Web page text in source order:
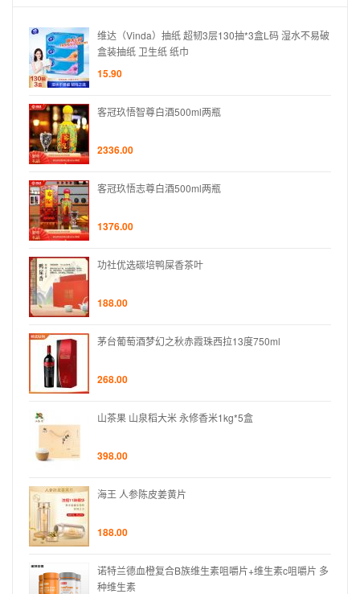
维达（Vinda）抽纸 超韧3层130抽*3盒L码 湿水不易破
盒装抽纸 卫生纸 纸巾
15.90
客冠玖悟智尊白酒500ml两瓶
2336.00
客冠玖悟志尊白酒500ml两瓶
1376.00
功社优选碳培鸭屎香茶叶
188.00
茅台葡萄酒梦幻之秋赤霞珠西拉13度750ml
268.00
山茶果 山泉稻大米 永修香米1kg*5盒
398.00
海王 人参陈皮姜黄片
188.00
诺特兰德血橙复合B族维生素咀嚼片+维生素c咀嚼片 多
种维生素